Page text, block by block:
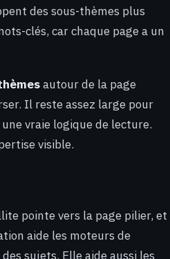
des sous-thèmes plus
clés, car chaque page a un
autour de la page
Il reste assez large pour
vraie logique de lecture.
visible.
pointe vers la page pilier, et
aide les moteurs de
sujets. Elle aide aussi les